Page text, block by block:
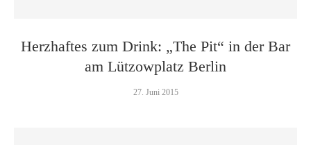
Herzhaftes zum Drink: „The Pit“ in der Bar
am Lützowplatz Berlin
27. Juni 2015